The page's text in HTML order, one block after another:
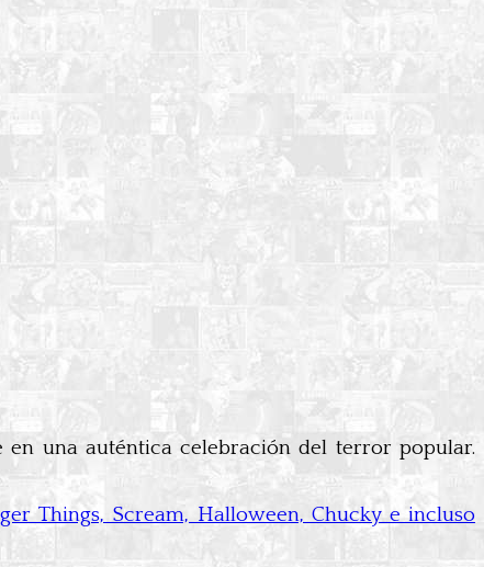
una auténtica celebración del terror popular.
Things, Scream, Halloween, Chucky e incluso